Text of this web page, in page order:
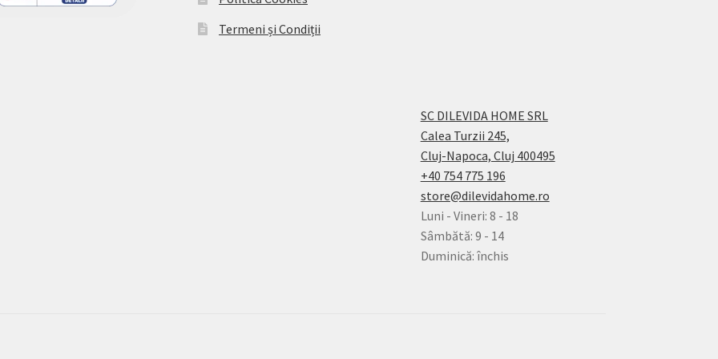
Termeni și Condiții
SC DILEVIDA HOME SRL
Calea Turzii 245,
Cluj-Napoca, Cluj 400495
+40 754 775 196
store@dilevidahome.ro
Luni - Vineri: 8 - 18
Sâmbătă: 9 - 14
Duminică: închis